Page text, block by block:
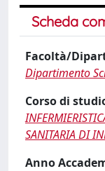
Scheda
Facoltà/
Dipartimento
Corso di
SANITARIA DI
Anno